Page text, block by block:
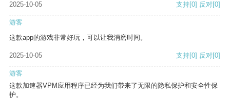
2025-10-05 支持[0] 反对[0]
游客
这款app的游戏非常好玩，可以让我消磨时间。
2025-10-05 支持[0] 反对[0]
游客
这款加速器VPM应用程序已经为我们带来了无限的隐私保护和安全性保
护。